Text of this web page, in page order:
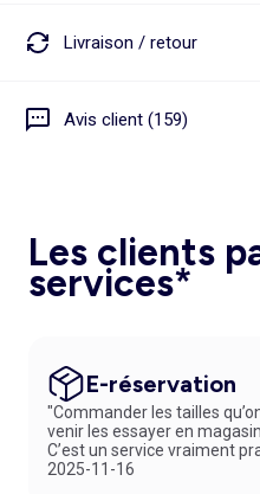
Livraison / retour
Avis client (159)
Les clients
services*
E-réservation
"Commander les tailles
venir les essayer en
C’est un service vraiment
2025-11-16